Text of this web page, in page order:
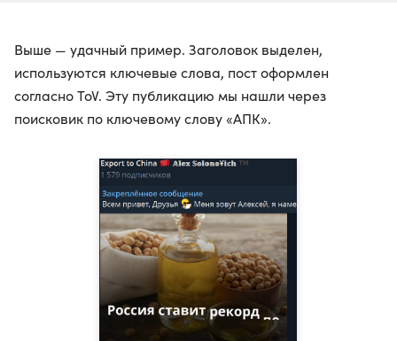
Выше — удачный пример. Заголовок выделен,
используются ключевые слова, пост оформлен
согласно ToV. Эту публикацию мы нашли через
поисковик по ключевому слову «АПК».